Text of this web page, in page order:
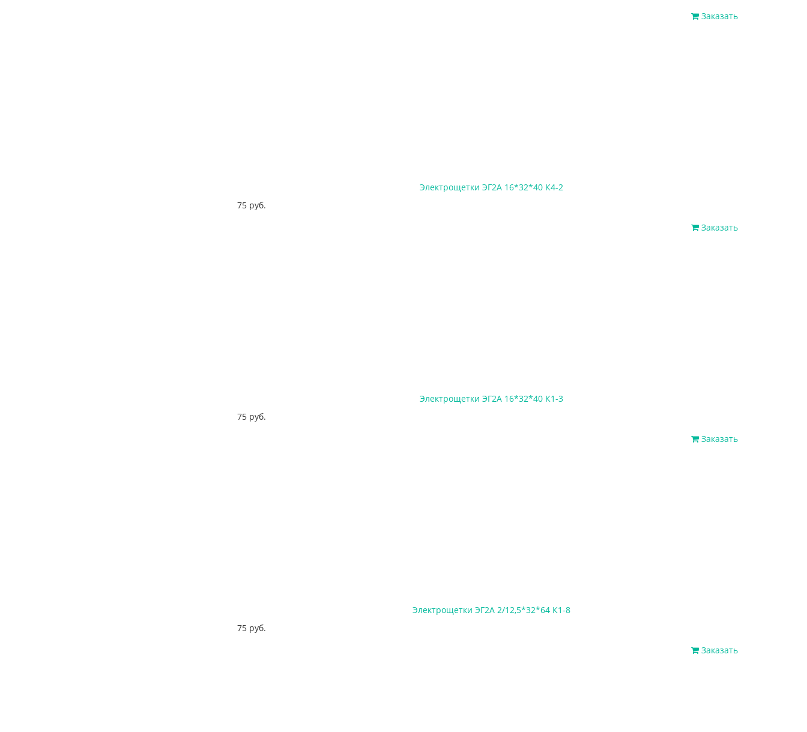
Заказать
Электрощетки ЭГ2А 16*32*40 К4-2
75 руб.
Заказать
Электрощетки ЭГ2А 16*32*40 К1-3
75 руб.
Заказать
Электрощетки ЭГ2А 2/12,5*32*64 К1-8
75 руб.
Заказать